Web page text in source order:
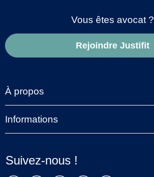
Vous êtes avocat ?
Rejoindre Justifit
À propos
Informations
Suivez-nous !